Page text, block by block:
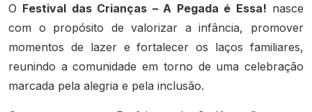
O Festival das Crianças – A Pegada é Essa! nasce
com o propósito de valorizar a infância, promover
momentos de lazer e fortalecer os laços familiares,
reunindo a comunidade em torno de uma celebração
marcada pela alegria e pela inclusão.